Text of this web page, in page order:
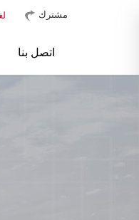
مشترك
اتصل بنا